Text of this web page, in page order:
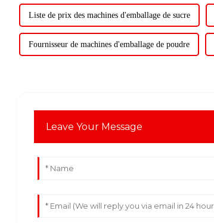
Liste de prix des machines d'emballage de sucre
Fournisseur de machines d'emballage de poudre
Leave Your Message